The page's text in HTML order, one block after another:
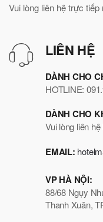
Vui lòng liên hệ trực
LIÊN HỆ
DÀNH CHO
HOTLINE:
DÀNH CHO
Vui lòng liên
EMAIL:
VP HÀ NỘI:
88/68 Ngụy
Thanh Xuân,